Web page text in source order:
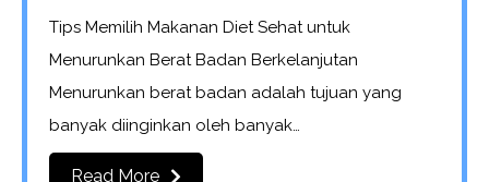
Tips Memilih Makanan Diet Sehat untuk
Menurunkan Berat Badan Berkelanjutan
Menurunkan berat badan adalah tujuan yang
banyak diinginkan oleh banyak…
Read More